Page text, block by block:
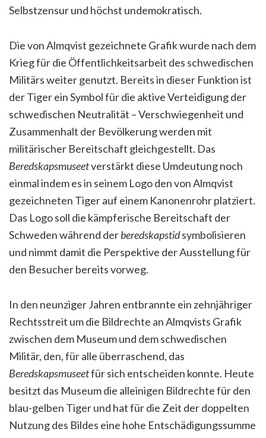
Selbstzensur und höchst undemokratisch.
Die von Almqvist gezeichnete Grafik wurde nach dem
Krieg für die Öffentlichkeitsarbeit des schwedischen
Militärs weiter genutzt. Bereits in dieser Funktion ist
der Tiger ein Symbol für die aktive Verteidigung der
schwedischen Neutralität – Verschwiegenheit und
Zusammenhalt der Bevölkerung werden mit
militärischer Bereitschaft gleichgestellt. Das
Beredskapsmuseetverstärkt diese Umdeutung noch
einmal indem es in seinem Logo den von Almqvist
gezeichneten Tiger auf einem Kanonenrohr platziert.
Das Logo soll die kämpferische Bereitschaft der
Schweden während derberedskapstidsymbolisieren
und nimmt damit die Perspektive der Ausstellung für
den Besucher bereits vorweg.
In den neunziger Jahren entbrannte ein zehnjähriger
Rechtsstreit um die Bildrechte an Almqvists Grafik
zwischen dem Museum und dem schwedischen
Militär, den, für alle überraschend, das
Beredskapsmuseetfür sich entscheiden konnte. Heute
besitzt das Museum die alleinigen Bildrechte für den
blau-gelben Tiger und hat für die Zeit der doppelten
Nutzung des Bildes eine hohe Entschädigungssumme